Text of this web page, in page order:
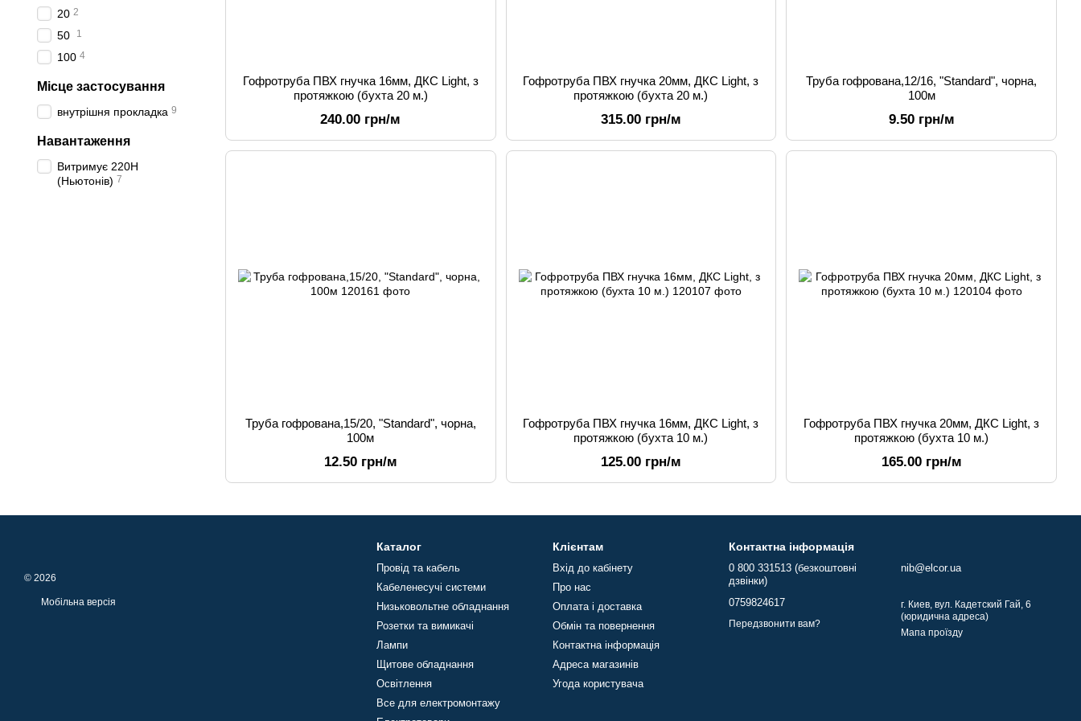
Гофротруба ПВХ гнучка 16мм, ДКС Light, з
протяжкою (бухта 20 м.)
240.00 грн/м
Гофротруба ПВХ гнучка 20мм, ДКС Light, з
протяжкою (бухта 20 м.)
315.00 грн/м
Труба гофрована,12/16, "Standard", чорна,
100м
9.50 грн/м
Труба гофрована,15/20, "Standard", чорна,
100м
12.50 грн/м
Гофротруба ПВХ гнучка 16мм, ДКС Light, з
протяжкою (бухта 10 м.)
125.00 грн/м
Гофротруба ПВХ гнучка 20мм, ДКС Light, з
протяжкою (бухта 10 м.)
165.00 грн/м
20 2
50 1
100 4
Місце застосування
внутрішня прокладка 9
Навантаження
Витримує 220Н
(Ньютонів) 7
© 2026
Мобільна версія
Каталог
Провід та кабель
Кабеленесучі системи
Низьковольтне обладнання
Розетки та вимикачі
Лампи
Щитове обладнання
Освітлення
Все для електромонтажу
Клієнтам
Вхід до кабінету
Про нас
Оплата і доставка
Обмін та повернення
Контактна інформація
Адреса магазинів
Угода користувача
Контактна інформація
0 800 331513 (безкоштовні
дзвінки)
0759824617
Передзвонити вам?
nib@elcor.ua
г. Киев, вул. Кадетский Гай, 6
(юридична адреса)
Мапа проїзду